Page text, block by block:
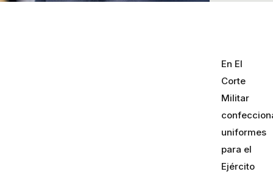
En El
Corte
Militar
uniformes
para el
Ejército